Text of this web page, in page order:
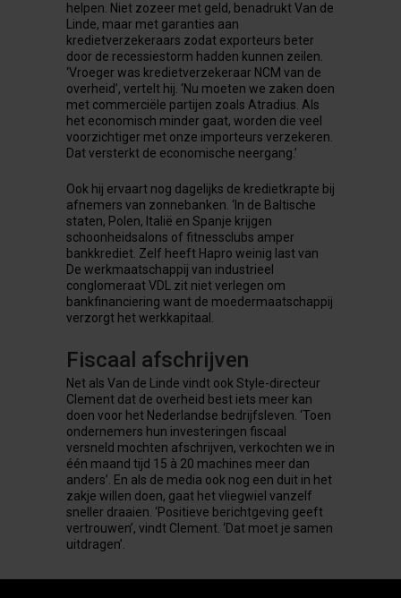
helpen. Niet zozeer met geld, benadrukt Van de
Linde, maar met garanties aan
kredietverzekeraars zodat exporteurs beter
door de recessiestorm hadden kunnen zeilen.
‘Vroeger was kredietverzekeraar NCM van de
overheid’, vertelt hij. ‘Nu moeten we zaken doen
met commerciële partijen zoals Atradius. Als
het economisch minder gaat, worden die veel
voorzichtiger met onze importeurs verzekeren.
Dat versterkt de economische neergang.’
Ook hij ervaart nog dagelijks de kredietkrapte bij
afnemers van zonnebanken. ‘In de Baltische
staten, Polen, Italië en Spanje krijgen
schoonheidsalons of fitnessclubs amper
bankkrediet. Zelf heeft Hapro weinig last van
De werkmaatschappij van industrieel
conglomeraat VDL zit niet verlegen om
bankfinanciering want de moedermaatschappij
verzorgt het werkkapitaal.
Fiscaal afschrijven
Net als Van de Linde vindt ook Style-directeur
Clement dat de overheid best iets meer kan
doen voor het Nederlandse bedrijfsleven. ‘Toen
ondernemers hun investeringen fiscaal
versneld mochten afschrijven, verkochten we in
één maand tijd 15 à 20 machines meer dan
anders’. En als de media ook nog een duit in het
zakje willen doen, gaat het vliegwiel vanzelf
sneller draaien. ‘Positieve berichtgeving geeft
vertrouwen’, vindt Clement. ‘Dat moet je samen
uitdragen’.